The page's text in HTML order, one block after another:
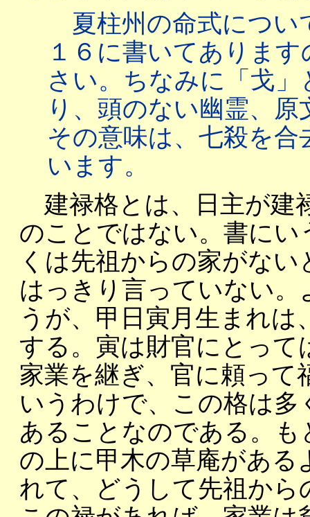
夏柱州の命式につい
１６に書いてありま
さい。ちなみに「戈
り、頭のない幽霊、
その意味は、七殺を
います。
建禄格とは、日主が建
のことではない。書に
くは先祖からの家がな
はっきり言っていない
うが、甲日寅月生まれ
する。寅は財官にとっ
家業を継ぎ、官に頼って
いうわけで、この格は
あることなのである。
の上に甲木の草庵があ
れて、どうして先祖か